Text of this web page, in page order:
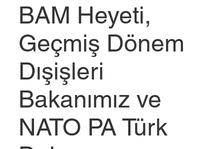
BAM Heyeti,
Geçmiş Dönem
Dışişleri
Bakanımız ve
NATO PA Türk